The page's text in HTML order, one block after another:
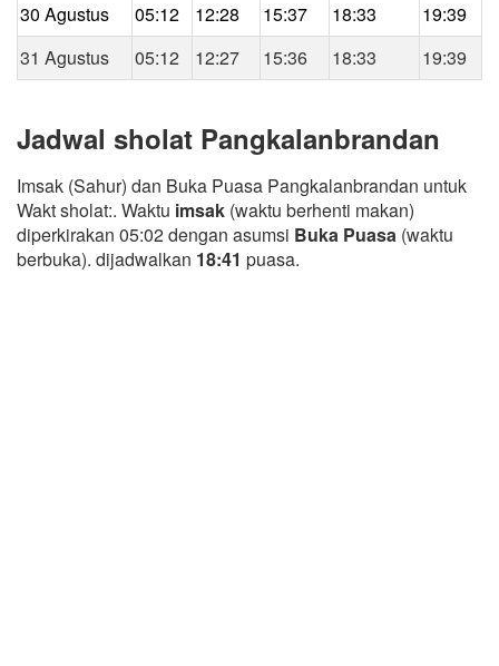
30 Agustus
05:12 12:28 15:37 18:33
19:39
31 Agustus
05:12 12:27 15:36 18:33 19:39
Jadwal sholat Pangkalanbrandan
Imsak (Sahur) dan Buka Puasa Pangkalanbrandan untuk
Wakt sholat:. Waktu imsak (waktu berhenti makan)
diperkirakan 05:02 dengan asumsi Buka Puasa (waktu
berbuka). dijadwalkan 18:41 puasa.